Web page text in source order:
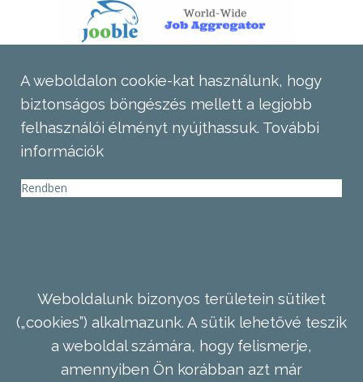
A weboldalon cookie-kat használunk, hogy
biztonságos böngészés mellett a legjobb
felhasználói élményt nyújthassuk. További
információk
Rendben
Weboldalunk bizonyos területein sütiket
(„cookies”) alkalmazunk. A sütik lehetővé teszik
a weboldal számára, hogy felismerje,
amennyiben Ön korábban azt már